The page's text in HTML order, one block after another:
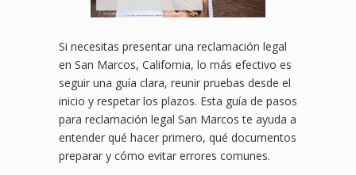
Si necesitas presentar una reclamación legal
en San Marcos, California, lo más efectivo es
seguir una guía clara, reunir pruebas desde el
inicio y respetar los plazos. Esta guía de pasos
para reclamación legal San Marcos te ayuda a
entender qué hacer primero, qué documentos
preparar y cómo evitar errores comunes.